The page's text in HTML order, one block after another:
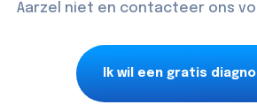
Aarzel niet en contacteer ons
Ik wil een gratis